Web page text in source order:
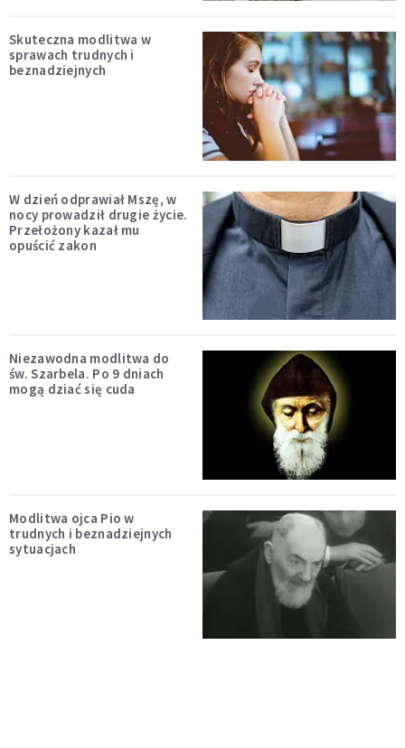
Skuteczna modlitwa w
sprawach trudnych i
beznadziejnych
W dzień odprawiał Mszę, w
nocy prowadził drugie życie.
Przełożony kazał mu
opuścić zakon
Niezawodna modlitwa do
św. Szarbela. Po 9 dniach
mogą dziać się cuda
Modlitwa ojca Pio w
trudnych i beznadziejnych
sytuacjach